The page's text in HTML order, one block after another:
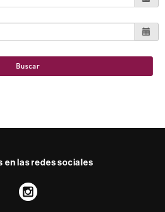
Buscar
en las redes sociales
Instagram